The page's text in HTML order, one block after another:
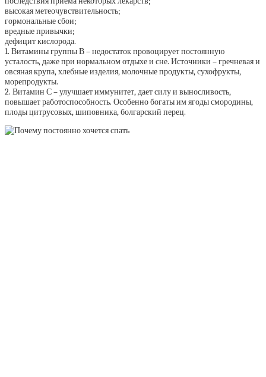
высокая метеочувствительность;
гормональные сбои;
вредные привычки;
дефицит кислорода.
1. Витамины группы В – недостаток провоцирует постоянную
усталость, даже при нормальном отдыхе и сне. Источники – гречневая и
овсяная крупа, хлебные изделия, молочные продукты, сухофрукты,
морепродукты.
2. Витамин С – улучшает иммунитет, дает силу и выносливость,
повышает работоспособность. Особенно богаты им ягоды смородины,
плоды цитрусовых, шиповника, болгарский перец.